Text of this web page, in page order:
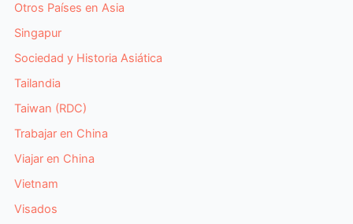
Otros Países en Asia
Singapur
Sociedad y Historia Asiática
Tailandia
Taiwan (RDC)
Trabajar en China
Viajar en China
Vietnam
Visados